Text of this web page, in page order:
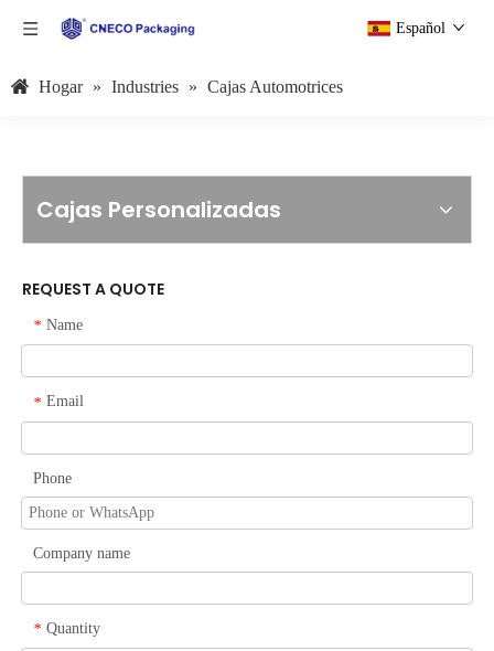
Español
Hogar » Industries » Cajas Automotrices
Cajas Personalizadas
REQUEST A QUOTE
* Name
* Email
Phone
Company name
* Quantity